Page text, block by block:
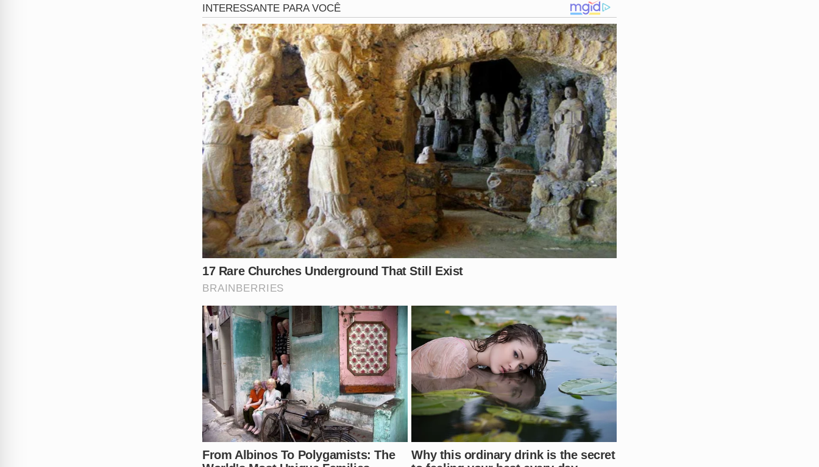
Relembre o Caso de Agressão
Igor Cabral foi preso em 26 de julho após desferir 60 socos contra a ex-namorada Juliana Garcia em um elevador
em Ponta Negra, Natal. A agressão, registrada por câmeras de segurança, causou comoção nacional.
60 socos em 36 segundos.
Juliana Garcia sofreu fraturas faciais graves.
Ministério Público denunciou Cabral por tentativa de feminicídio.
Julgamento em Novembro
Cabral aguarda julgamento, com audiências previstas para novembro de 2025.
Recuperação da Vítima
Juliana Garcia teve alta após cirurgia de reconstrução facial e segue em acompanhamento psicológico. Ela se
engajou em campanhas contra a violência de gênero.
Importância da Denúncia
Juliana relatou a importância de denunciar abusos e romper ciclos de violência.